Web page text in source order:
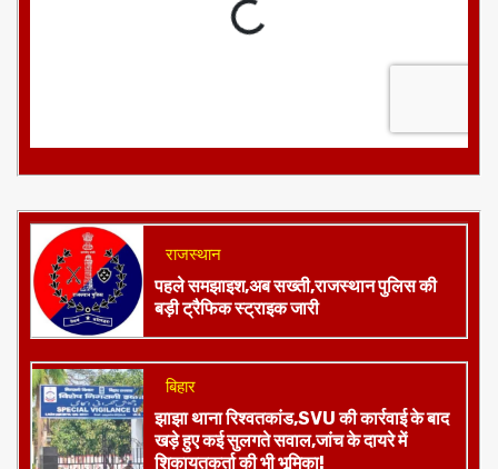
राजस्थान
पहले समझाइश,अब सख्ती,राजस्थान पुलिस की
बड़ी ट्रैफिक स्ट्राइक जारी
बिहार
झाझा थाना रिश्वतकांड,SVU की कार्रवाई के बाद
खड़े हुए कई सुलगते सवाल,जांच के दायरे में
शिकायतकर्ता की भी भूमिका!